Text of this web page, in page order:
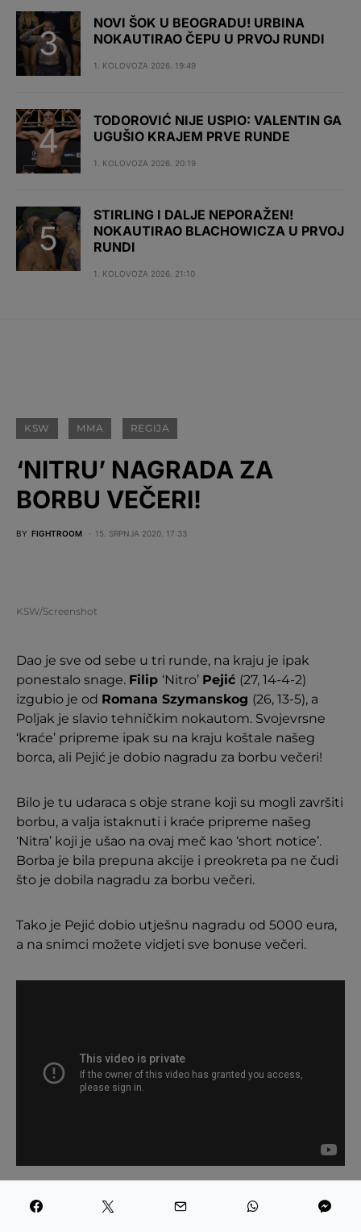
NOVI ŠOK U BEOGRADU! URBINA
NOKAUTIRAO ČEPU U PRVOJ RUNDI
1. KOLOVOZA 2026. 19:49
TODOROVIĆ NIJE USPIO: VALENTIN GA
UGUŠIO KRAJEM PRVE RUNDE
1. KOLOVOZA 2026. 20:19
STIRLING I DALJE NEPORAŽEN!
NOKAUTIRAO BLACHOWICZA U PRVOJ
RUNDI
1. KOLOVOZA 2026. 21:10
KSW MMA REGIJA
‘NITRU’ NAGRADA ZA
BORBU VEČERI!
BY FIGHTROOM 15. SRPNJA 2020. 17:33
KSW/Screenshot
Dao je sve od sebe u tri runde, na kraju je ipak
ponestalo snage. Filip ‘Nitro’ Pejić (27, 14-4-2)
izgubio je od Romana Szymanskog (26, 13-5), a
Poljak je slavio tehničkim nokautom. Svojevrsne
‘kraće’ pripreme ipak su na kraju koštale našeg
borca, ali Pejić je dobio nagradu za borbu večeri!
Bilo je tu udaraca s obje strane koji su mogli završiti
borbu, a valja istaknuti i kraće pripreme našeg
‘Nitra’ koji je ušao na ovaj meč kao ‘short notice’.
Borba je bila prepuna akcije i preokreta pa ne čudi
što je dobila nagradu za borbu večeri.
Tako je Pejić dobio utješnu nagradu od 5000 eura,
a na snimci možete vidjeti sve bonuse večeri.
Bilo kako bilo, Pejić ima još jednu borbu prema